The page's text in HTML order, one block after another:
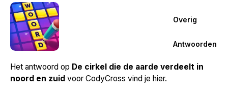
Overig
Antwoorden
Het antwoord op De cirkel die de aarde verdeelt in
noord en zuid voor CodyCross vind je hier.